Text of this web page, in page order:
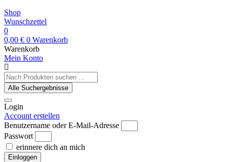
Shop
Wunschzettel
0
0,00 € 0 Warenkorb
Warenkorb
Mein Konto
Search
...Alle Suchergebnisse
Login
Account erstellen
Benutzername oder E-Mail-Adresse
Passwort
erinnere dich an mich
Einloggen